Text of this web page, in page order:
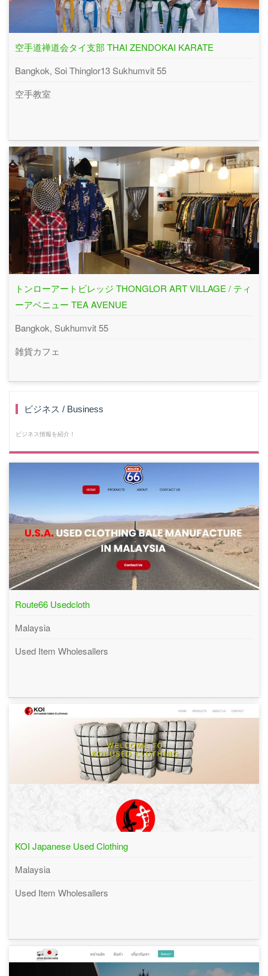
空手道禅道会タイ支部 THAI ZENDOKAI KARATE
Bangkok, Soi Thinglor13 Sukhumvit 55
空手教室
トンローアートビレッジ THONGLOR ART VILLAGE / ティ
ーアベニュー TEA AVENUE
Bangkok, Sukhumvit 55
雑貨カフェ
ビジネス / Business
ビジネス情報を紹介！
Route66 Usedcloth
Malaysia
Used Item Wholesallers
KOI Japanese Used Clothing
Malaysia
Used Item Wholesallers